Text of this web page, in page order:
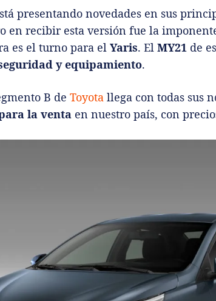
presentando novedades en sus
en recibir esta versión fue la
es el turno para el Yaris. El MY21 de
y equipamiento.
B de Toyota llega con todas sus
la venta en nuestro país, con